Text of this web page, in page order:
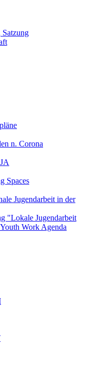
Satzung
n. Corona
Spaces
Jugendarbeit in der
"Lokale Jugendarbeit
Work Agenda